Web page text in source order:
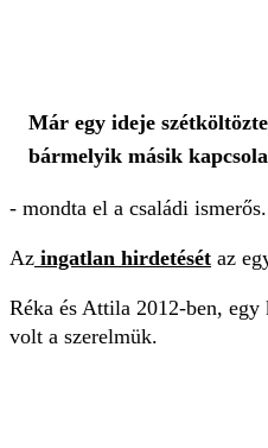
Már egy ideje
bármelyik másik
- mondta el a családi ismerős.
Az ingatlan hirdetését az
Réka és Attila 2012-ben,
volt a szerelmük.